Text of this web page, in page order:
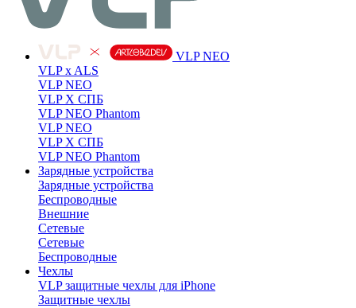
VLP NEO
VLP x ALS
VLP NEO
VLP X СПБ
VLP NEO Phantom
VLP NEO
VLP X СПБ
VLP NEO Phantom
Зарядные устройства
Зарядные устройства
Беспроводные
Внешние
Сетевые
Сетевые
Беспроводные
Чехлы
VLP защитные чехлы для iPhone
Защитные чехлы